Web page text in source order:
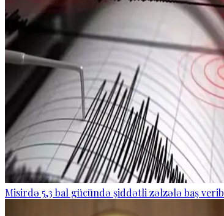
Misirdə 5,3 bal gücündə şiddətli zəlzələ baş verib